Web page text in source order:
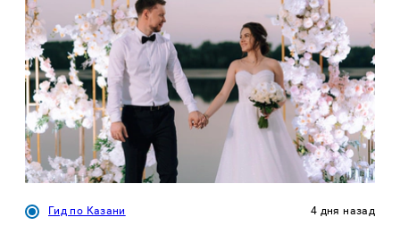
Гид по Казани 4 дня назад